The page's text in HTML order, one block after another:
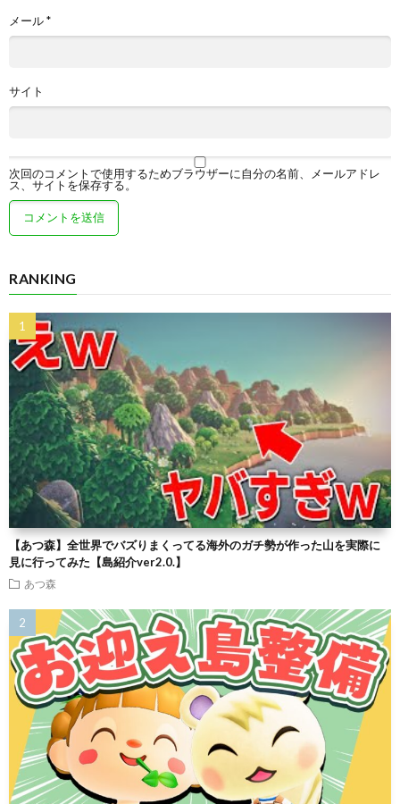
メール*
サイト
次回のコメントで使用するためブラウザーに自分の名前、メールアドレ
ス、サイトを保存する。
RANKING
【あつ森】全世界でバズりまくってる海外のガチ勢が作った山を実際に
見に行ってみた【島紹介ver2.0.】
あつ森